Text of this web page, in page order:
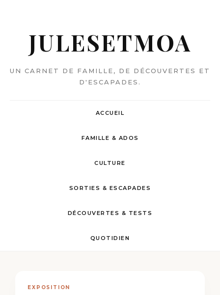
JULESETMOA
UN CARNET DE FAMILLE, DE DÉCOUVERTES ET
D'ESCAPADES.
ACCUEIL
FAMILLE & ADOS
CULTURE
SORTIES & ESCAPADES
DÉCOUVERTES & TESTS
QUOTIDIEN
EXPOSITION